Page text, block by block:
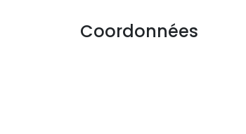
Coordonnées